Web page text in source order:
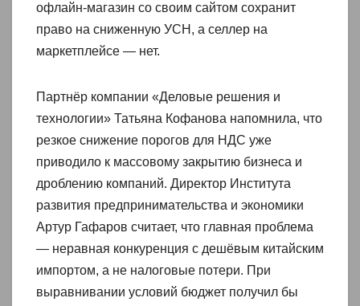
офлайн-магазин со своим сайтом сохранит
право на сниженную УСН, а селлер на
маркетплейсе — нет.
Партнёр компании «Деловые решения и
технологии» Татьяна Кофанова напомнила, что
резкое снижение порогов для НДС уже
приводило к массовому закрытию бизнеса и
дроблению компаний. Директор Института
развития предпринимательства и экономики
Артур Гафаров считает, что главная проблема
— неравная конкуренция с дешёвым китайским
импортом, а не налоговые потери. При
выравнивании условий бюджет получил бы